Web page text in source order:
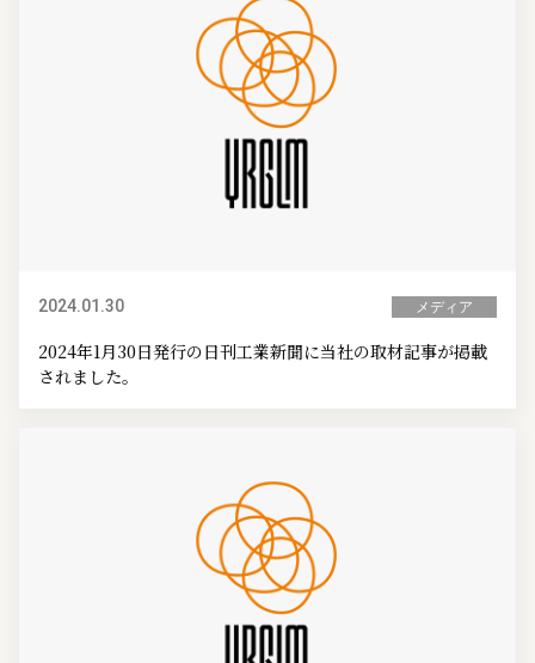
2024.01.30 メディア
2024年1月30日発行の日刊工業新聞に当社の取材記事が掲載
されました。